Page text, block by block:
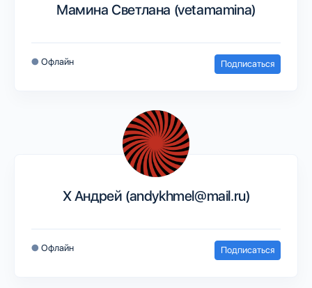
Мамина Светлана (vetamamina)
● Офлайн Подписаться
Х Андрей (andykhmel@mail.ru)
● Офлайн Подписаться